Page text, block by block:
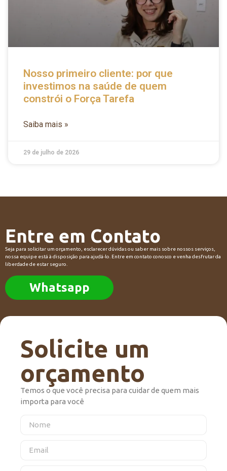
Nosso primeiro cliente: por que
investimos na saúde de quem
constrói o Força Tarefa
Saiba mais »
29 de julho de 2026
Entre em Contato
Seja para solicitar um orçamento, esclarecer dúvidas ou saber mais sobre nossos serviços,
nossa equipe está à disposição para ajudá-lo. Entre em contato conosco e venha desfrutar da
liberdade de estar seguro.
Whatsapp
Solicite um
orçamento
Temos o que você precisa para cuidar de quem mais
importa para você